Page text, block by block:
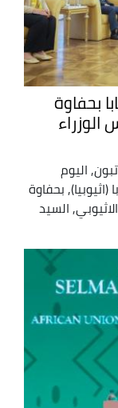
اليوم
بحفاوة
السيد